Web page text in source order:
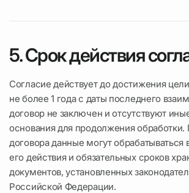
5. Срок действия
Согласие действует до достижения
не более 1 года с даты последнего
договор не заключен и отсутствуют
основания для продолжения
договора данные могут обрабатываться
его действия и обязательных сроков
документов, установленных
Российской Федерации.